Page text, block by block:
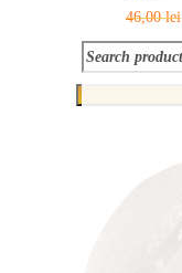
46,00lei